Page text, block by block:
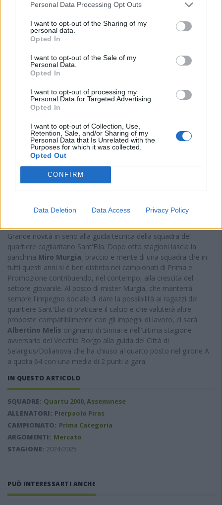
Personal Data Processing Opt Outs
I want to opt-out of the Sharing of my
personal data.
Opted In
I want to opt-out of the Sale of my
Personal Data.
Opted In
I want to opt-out of processing my
Personal Data for Targeted Advertising.
Opted In
I want to opt-out of Collection, Use,
Retention, Sale, and/or Sharing of my
Personal Data that Is Unrelated with the
Purposes for which it was collected.
Opted Out
CONFIRM
Data Deletion Data Access Privacy Policy
blinda il suo allenatore con l'intenzione di proseguire «il progetto
organizzazione e calcio giocato» il club gialloblù dopo un quarto
e quinto posto negli ultimi due campionati.
CASTELSARDO
Dopo il secondo posto alle spalle dell'Arzachena e l'eliminazione
in semifinale ai playoff regionali, la società castellanese sceglie
la continuità confermando il tecnicoAntonio Borrotzuche, al
primo anno da responsabile di una prima squadra, ha portato a
termine un brillante campionato.
GIALETO
Retrocesso ai rigori dopo uno spareggio tra terzultime contro
l'Arbus ma il club serramannese riconosce il buon lavoro del
comunque conquistato sul campo ben 42 punti, e lo conferma
alla guida della prima squadra anche nella prossima stagione
che vedrà i rossoverdi nuovamente in Prima categoria. Insieme
con il tecnico argentino ci sarà anche il vice Thomas Montis.
Grande novità in seno alla guida tecnica della squadra del
quartiere cagliaritano Sant'Elia. Dopo otto stagioni lascia la
panchina Miro Murgia, braccio e mente di una squadra che in
tutti questi anni si è ben distinta nei campionati di Prima e
Promozione contribuendo, nel contempo, alla crescita del
settore giovanile. Al posto di mister Murgia, che manterrà
sempre l'impegno sociale di dare la possibilità ai ragazzi del
quartiere Sant'Elia di praticare il calcio e che valuterà altre
proposte compatibilmente con gli impegni di lavoro, ci sarà
Albertino Melis originario di Sinnai e nell'ultima stagione
avversario del Vecchio Borgo alla guida del Città di
Selargius/Dolianova che ha chiuso al quarto posto nel girone A
a quota 64 con una media di 2 punti a gara.
IN QUESTO ARTICOLO
SQUADRE: Quartu 2000, Asseminese
ALLENATORI: Pierpaolo Piras
CAMPIONATO: Prima Categoria
ARGOMENTI: Mercato
STAGIONE: 2024/2025
PUÒ INTERESSARTI ANCHE